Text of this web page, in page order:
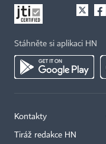
Stáhněte si aplikaci HN
Kontakty
Tiráž redakce HN